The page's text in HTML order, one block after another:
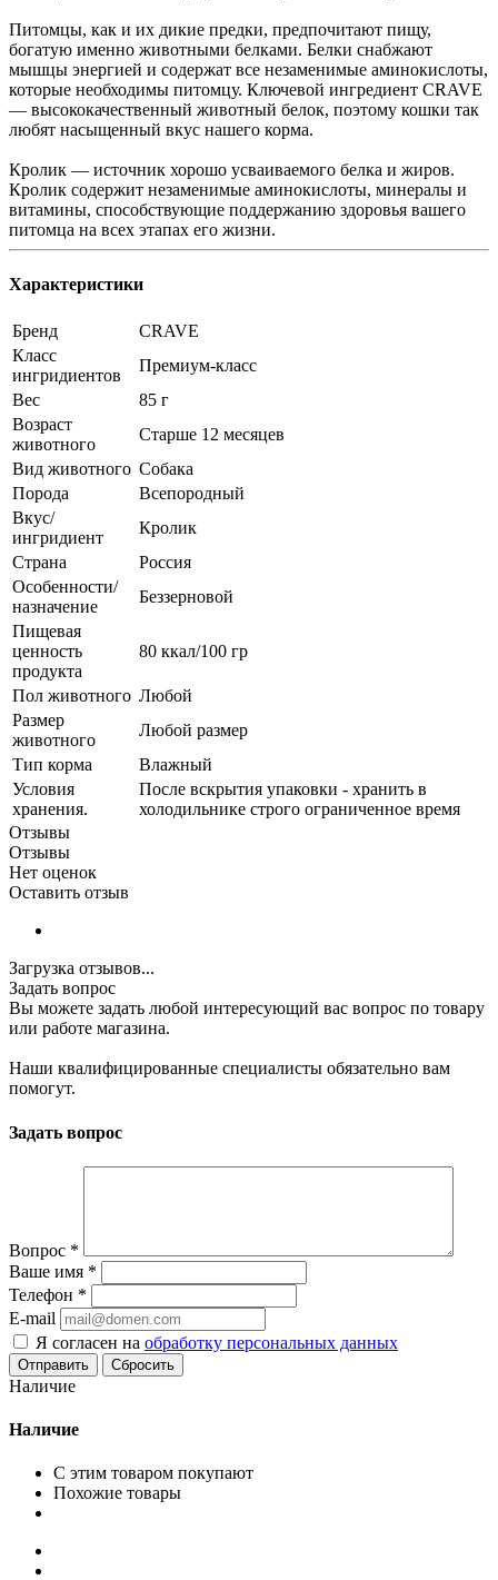
Питомцы, как и их дикие предки, предпочитают пищу,
богатую именно животными белками. Белки снабжают
мышцы энергией и содержат все незаменимые аминокислоты,
которые необходимы питомцу. Ключевой ингредиент CRAVE
— высококачественный животный белок, поэтому кошки так
любят насыщенный вкус нашего корма.
Кролик — источник хорошо усваиваемого белка и жиров.
Кролик содержит незаменимые аминокислоты, минералы и
витамины, способствующие поддержанию здоровья вашего
питомца на всех этапах его жизни.
Характеристики
Бренд
CRAVE
Класс
ингридиентов
Премиум-класс
Вес
85 г
Возраст
животного
Старше 12 месяцев
Вид животного Собака
Порода
Всепородный
Вкус/
ингридиент
Кролик
Страна
Россия
Особенности/
назначение
Беззерновой
Пищевая
ценность
продукта
80 ккал/100 гр
Пол животного Любой
Размер
животного
Любой размер
Тип корма
Влажный
Условия
хранения.
После вскрытия упаковки - хранить в
холодильнике строго ограниченное время
Отзывы
Отзывы
Нет оценок
Оставить отзыв
Загрузка отзывов...
Задать вопрос
Вы можете задать любой интересующий вас вопрос по товару
или работе магазина.
Наши квалифицированные специалисты обязательно вам
помогут.
Задать вопрос
Вопрос *
Ваше имя *
Телефон *
E-mail
Я согласен на обработку персональных данных
Сбросить
Наличие
Наличие
С этим товаром покупают
Похожие товары